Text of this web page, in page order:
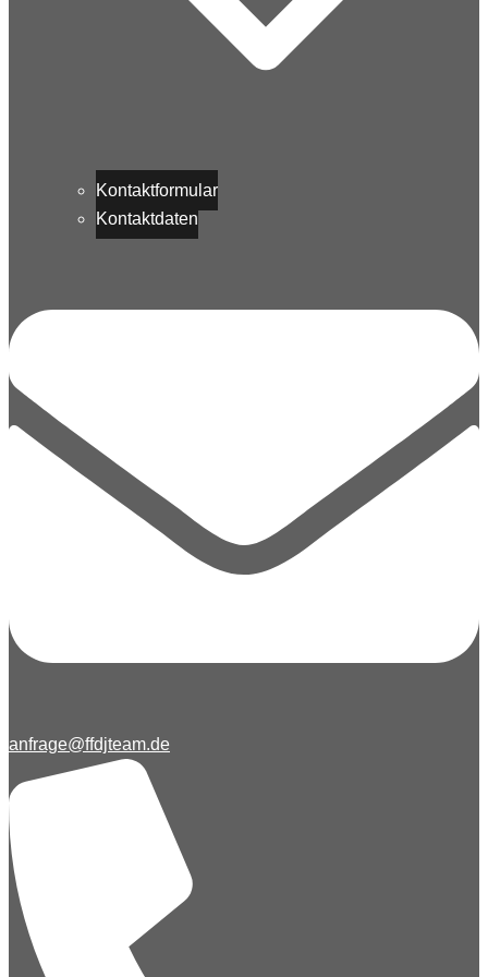
Kontaktformular
Kontaktdaten
anfrage@ffdjteam.de